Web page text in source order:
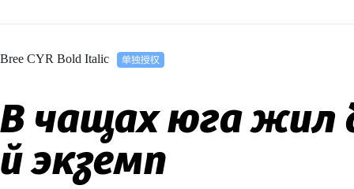
Bree CYR Bold Italic
В чащах юга жил
й экземп